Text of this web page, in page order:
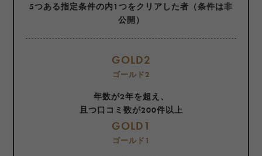
5つある指定条件の内1つをクリアした者（条件は非
公開）
GOLD2
ゴールド2
年数が2年を超え、
且つ口コミ数が200件以上
GOLD1
ゴールド1